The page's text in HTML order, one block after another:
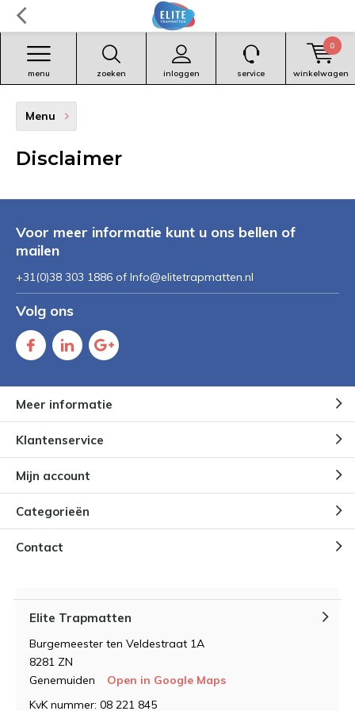
zoeken inloggen
menu service winkelwagen
0
Menu
Disclaimer
Voor meer informatie kunt u ons bellen of
mailen
+31(0)38 303 1886 of Info@elitetrapmatten.nl
Volg ons
Meer informatie
Klantenservice
Mijn account
Categorieën
Contact
Elite Trapmatten
Burgemeester ten Veldestraat 1A
8281 ZN
Genemuiden
Open in Google Maps
KvK nummer: 08 221 845